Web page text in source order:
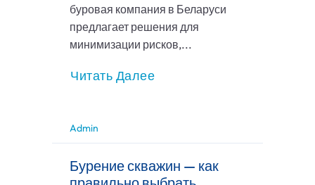
буровая компания в Беларуси
предлагает решения для
минимизации рисков,...
Читать Далее
Admin
Бурение скважин — как